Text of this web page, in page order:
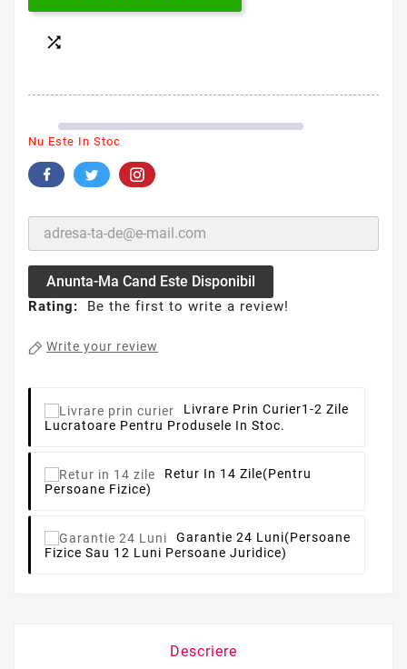

Nu Este In Stoc
Anunta-Ma Cand Este Disponibil
Rating: Be the first to write a review!
Write your review
Livrare Prin Curier1-2 Zile
Lucratoare Pentru Produsele In Stoc.
Retur In 14 Zile(pentru
Persoane Fizice)
Garantie 24 Luni(persoane
Fizice Sau 12 Luni Persoane Juridice)
Descriere